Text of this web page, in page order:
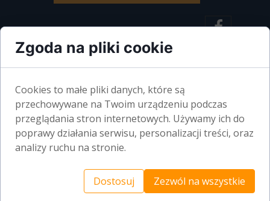
PZITB O/SZCZECIN
70-483 SZCZECIN
BIURO CZYNNE:
PONIEDZIAŁEK-PIĄTEK
7.00 - 14.00
Zgoda na pliki cookie
Cookies to małe pliki danych, które są
przechowywane na Twoim urządzeniu podczas
przeglądania stron internetowych. Używamy ich do
poprawy działania serwisu, personalizacji treści, oraz
analizy ruchu na stronie.
Dostosuj Zezwól na wszystkie